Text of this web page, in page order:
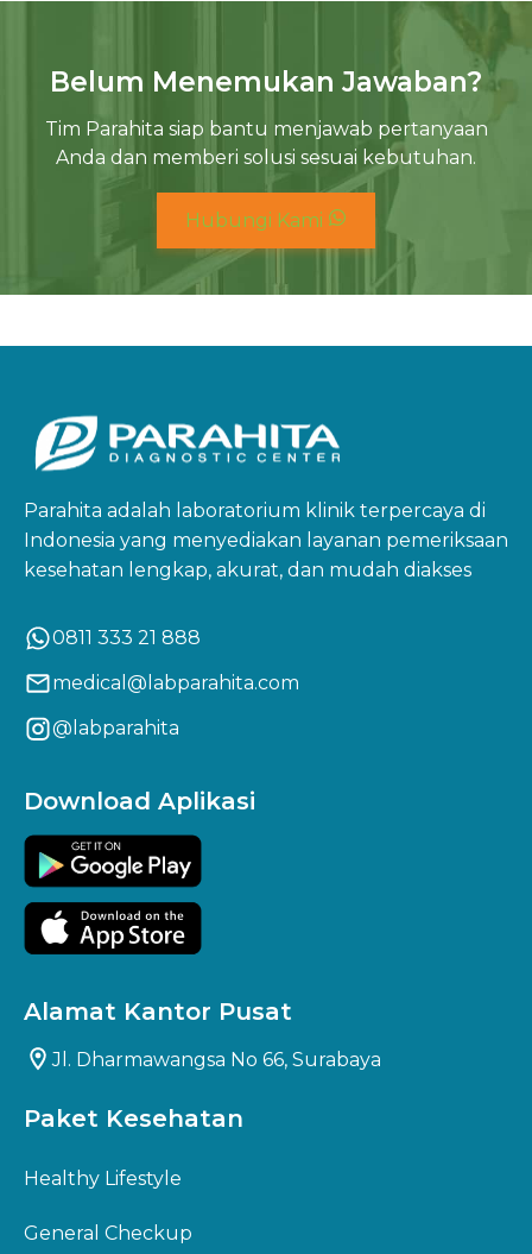
Belum Menemukan Jawaban?
Tim Parahita siap bantu menjawab pertanyaan
Anda dan memberi solusi sesuai kebutuhan.
Hubungi Kami
Parahita adalah laboratorium klinik terpercaya di
Indonesia yang menyediakan layanan pemeriksaan
kesehatan lengkap, akurat, dan mudah diakses
0811 333 21 888
medical@labparahita.com
@labparahita
Download Aplikasi
Alamat Kantor Pusat
Jl. Dharmawangsa No 66, Surabaya
Paket Kesehatan
Healthy Lifestyle
General Checkup